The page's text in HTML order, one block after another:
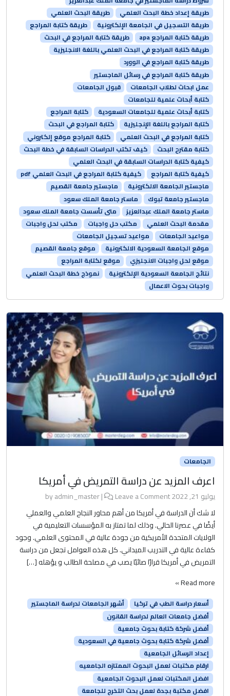
طريقة إعداد خطة البحث العلمي
طريقة البحث العلمي
طريقة التسجيل في الجامعة الإلكترونية
طريقة كتابة المراجع
طريقة كتابة المراجع apa
طريقة كتابة المراجع في البحث
طريقة كتابة المراجع في البحث العلمي باللغة الانجليزية
طريقة كتابة المراجع في الوورد
طريقة كتابة المراجع في رسائل الماجستير
عمل ابحاث لطلاب الجامعات
قبول الجامعات
كتابة أبحاث علمية للجامعات
كتابة أبحاث علمية للجامعات السعودية
كتابة المراجع
كتابة المراجع باللغة الإنجليزية
كتابة المراجع في البحث
كتابة المراجع في البحث العلمي
كتابة المراجع موقع إلكتروني
كتابة مقترح البحث
كيف تكتب الدراسات السابقة في خطة البحث
كيفية كتابة الدراسات السابقة في البحث العلمي
كيفية كتابة المراجع
كيفية كتابة المراجع في البحث العلمي pdf
ماجستير الجامعة الالكترونية
ماجستير جامعة القصيم
ماجستير جامعة تبوك
ماستر جامعة الملك سعود
ماستر جامعة الملك عبدالعزيز
متى تأسست جامعة الملك سعود
مقدمة البحث العلمي
مكتب حل واجبات
مكتب لحل واجبات
مواعيد الجامعات
مواعيد تسجيل الجامعات
موقع الجامعة السعودية الالكترونية
موقع جامعة القصيم
موقع لحل واجبات الانجليزي
موقع لكتابة المراجع
نتائج الجامعة السعودية الإلكترونية
نموذج خطة البحث العلمي
واجبات بحوث الاعمال
الجامعات
اعرف المزيد عن دراسة التمريض في أمريكا
يوليو 21, 2022 admin_master|
Leave a Comment
لا شك أن الدراسة في أمريكا من أهم محاور النجاح العلمي والعملي
أيضًا في عصرنا الحالي. وذلك لما تمتاز به المؤسسات التعليمية في
الولايات المتحدة الأمريكية من جودة عالية في المحتوى العلمي. وجود
كفاءة عالية في التدريب الميداني. كل هذه العوامل تجعل من دراسة
التمريض في أمريكا قرارًا صائبًا يصب في مصلحة الطالب و يؤهله […]
Read more »
أسعار دراسة الطب في تركيا
أشهر الجامعات لدراسة الماجستير
أفضل جامعات العالم لدراسة القانون
أفضل شركة كتابة بحوث جامعية
أفضل شركة كتابة بحوث جامعية في السعودية
إعداد الرسائل الجامعية
ارقام مكتبات لعمل البحوث الممتازه الجامعيه
افضل المكتبات لعمل البحوث الجامعية
افضل مكتبة بجدة لعمل بحث التخرج للجامعة